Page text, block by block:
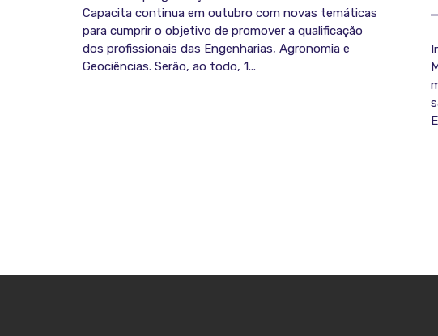
Capacita continua em outubro com novas temáticas
para cumprir o objetivo de promover a qualificação
dos profissionais das Engenharias, Agronomia e
Geociências. Serão, ao todo, 1...